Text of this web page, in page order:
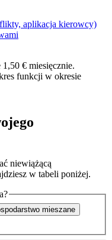
aplikacja kierowcy)
€ miesięcznie.
funkcji w okresie
niewiążącą
w tabeli poniżej.
mieszane